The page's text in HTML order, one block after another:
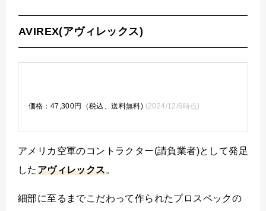
AVIREX(アヴィレックス)
価格：47,300円（税込、送料無料) (2024/12/6時点)
アメリカ空軍のコントラクター(請負業者)として発足
したアヴィレックス。
細部に至るまでこだわって作られたプロスペックの